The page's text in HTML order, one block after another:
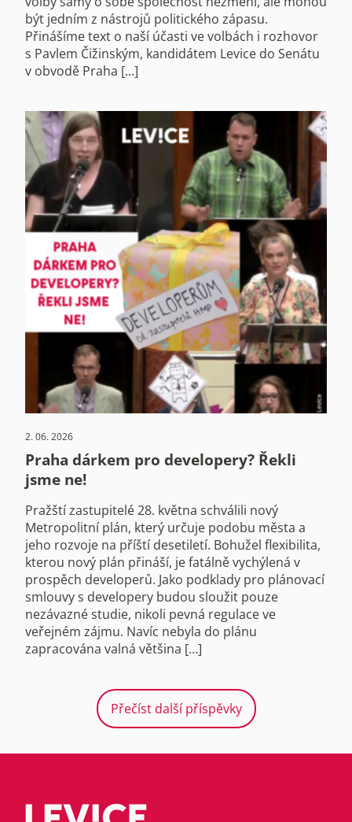
být jedním z nástrojů politického zápasu.
Přinášíme text o naší účasti ve volbách i rozhovor
s Pavlem Čižinským, kandidátem Levice do Senátu
v obvodě Praha […]
2. 06. 2026
Praha dárkem pro developery? Řekli
jsme ne!
Pražští zastupitelé 28. května schválili nový
Metropolitní plán, který určuje podobu města a
jeho rozvoje na příští desetiletí. Bohužel flexibilita,
kterou nový plán přináší, je fatálně vychýlená v
prospěch developerů. Jako podklady pro plánovací
smlouvy s developery budou sloužit pouze
nezávazné studie, nikoli pevná regulace ve
veřejném zájmu. Navíc nebyla do plánu
zapracována valná většina […]
Přečíst další příspěvky